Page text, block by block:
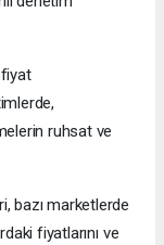
fiyat
ruhsat ve
bazı marketlerde
fiyatlarını ve